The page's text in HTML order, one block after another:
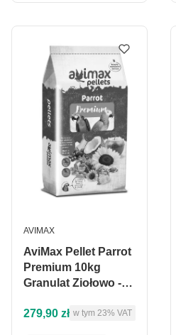
AviMax Pellet Parrot
Premium 10kg
Granulat Ziołowo -
Warzywny dla
PRODUCENT
AVIMAX
Cena brutto
279,90 zł w tym %s VAT
w tym 23% VAT